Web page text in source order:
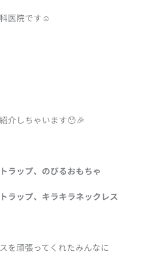
医院です☺️
紹介しちゃいます😯🎉
ラップ、のびるおもちゃ
ラップ、キラキラネックレス
を頑張ってくれたみんなに